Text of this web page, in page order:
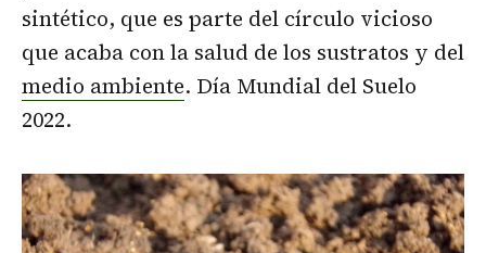
sintético, que es parte del círculo vicioso
que acaba con la salud de los sustratos y del
medio ambiente. Día Mundial del Suelo
2022.